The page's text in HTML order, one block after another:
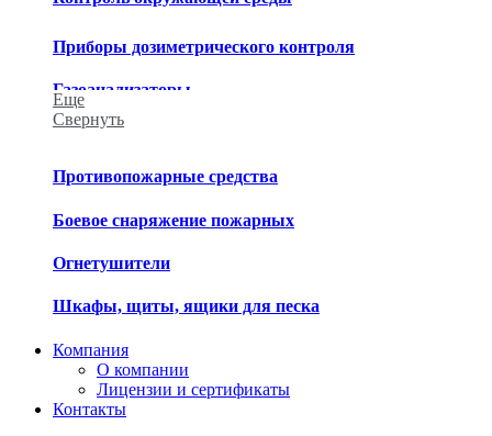
Приборы дозиметрического контроля
Газоанализаторы
Приборы химического контроля
Приборы метеорологического контроля
Средства обеззараживания
Еще
Свернуть
Противопожарные средства
Боевое снаряжение пожарных
Огнетушители
Шкафы, щиты, ящики для песка
Компания
О компании
Лицензии и сертификаты
Контакты